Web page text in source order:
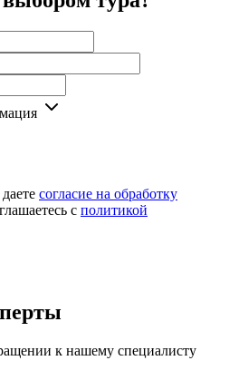
согласие на обработку
c политикой
к нашему специалисту